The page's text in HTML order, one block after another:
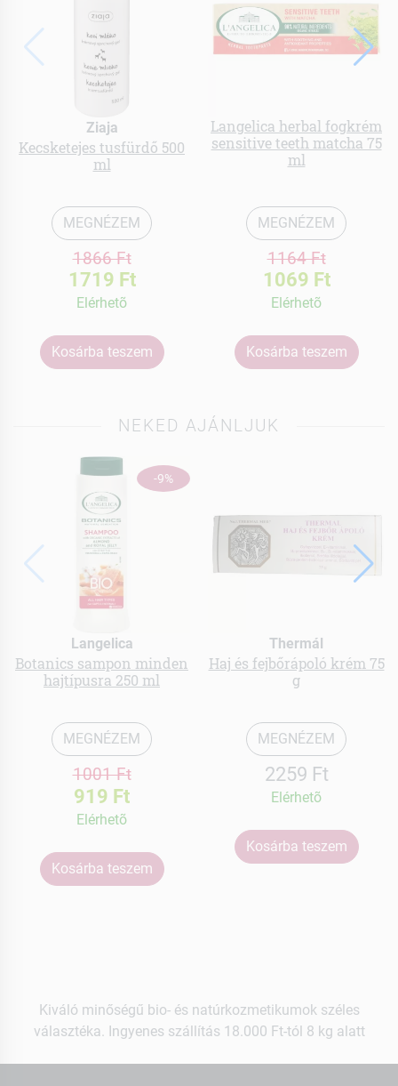
Ziaja
Kecsketejes tusfürdő 500
ml
MEGNÉZEM
1866 Ft
1719 Ft
Elérhetõ
Kosárba teszem
Langelica herbal fogkrém
sensitive teeth matcha 75
ml
MEGNÉZEM
1164 Ft
1069 Ft
Elérhetõ
Kosárba teszem
NEKED AJÁNLJUK
-9%
Langelica
Botanics sampon minden
hajtípusra 250 ml
MEGNÉZEM
1001 Ft
919 Ft
Elérhetõ
Kosárba teszem
Thermál
Haj és fejbőrápoló krém 75
g
MEGNÉZEM
2259 Ft
Elérhetõ
Kosárba teszem
Kiváló minőségű bio- és natúrkozmetikumok széles
választéka. Ingyenes szállítás 18.000 Ft-tól 8 kg alatt